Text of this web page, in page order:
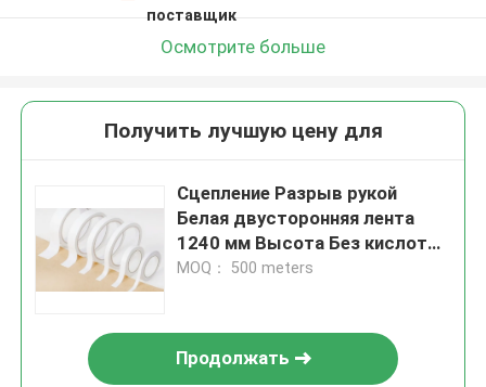
поставщик
Осмотрите больше
Получить лучшую цену для
Сцепление Разрыв рукой
Белая двусторонняя лента
1240 мм Высота Без кислоты
и теплостойкость
MOQ： 500 meters
Продолжать